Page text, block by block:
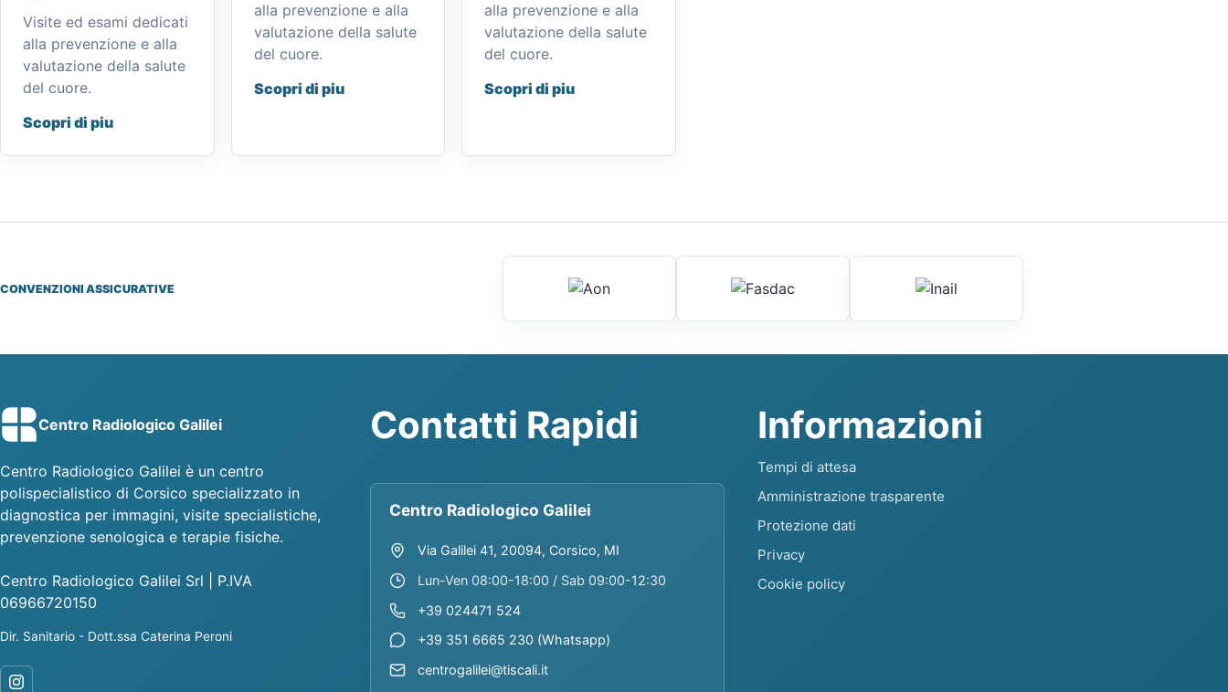
Visite ed esami dedicati
alla prevenzione e alla
valutazione della salute
del cuore.
Scopri di piu
alla prevenzione e alla
valutazione della salute
del cuore.
Scopri di piu
alla prevenzione e alla
valutazione della salute
del cuore.
Scopri di piu
CONVENZIONI ASSICURATIVE
Centro Radiologico Galilei
Centro Radiologico Galilei è un centro
polispecialistico di Corsico specializzato in
diagnostica per immagini, visite specialistiche,
prevenzione senologica e terapie fisiche.
Centro Radiologico Galilei Srl | P.IVA
06966720150
Dir. Sanitario - Dott.ssa Caterina Peroni
Contatti Rapidi
Centro Radiologico Galilei
Via Galilei 41, 20094, Corsico, MI
Lun-Ven 08:00-18:00 / Sab 09:00-12:30
+39 024471 524
+39 351 6665 230 (Whatsapp)
centrogalilei@tiscali.it
Informazioni
Tempi di attesa
Amministrazione trasparente
Protezione dati
Privacy
Cookie policy